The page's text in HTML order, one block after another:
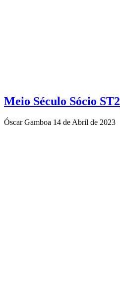
Meio Século Sócio ST2
Óscar Gamboa 14 de Abril de 2023